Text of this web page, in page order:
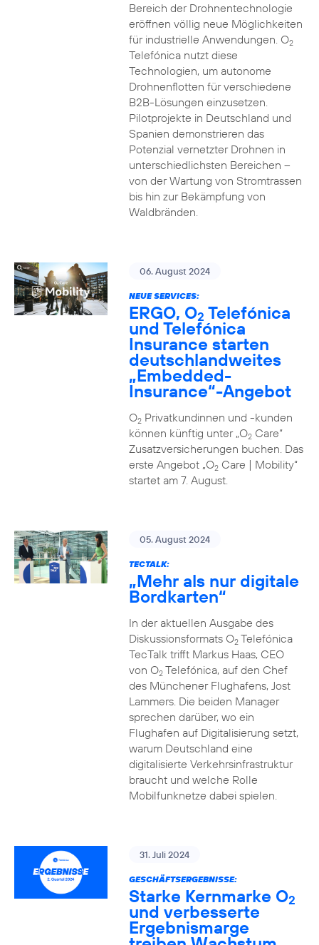
Bereich der Drohnentechnologie
eröffnen völlig neue Möglichkeiten
für industrielle Anwendungen. O2
Telefónica nutzt diese
Technologien, um autonome
Drohnenflotten für verschiedene
B2B-Lösungen einzusetzen.
Pilotprojekte in Deutschland und
Spanien demonstrieren das
Potenzial vernetzter Drohnen in
unterschiedlichsten Bereichen –
von der Wartung von Stromtrassen
bis hin zur Bekämpfung von
Waldbränden.
06. August 2024
NEUE SERVICES:
ERGO, O2 Telefónica
und Telefónica
Insurance starten
deutschlandweites
„Embedded-
Insurance“-Angebot
O2Privatkundinnen und -kunden
können künftig unter „O2Care“
Zusatzversicherungen buchen. Das
erste Angebot „O2Care | Mobility“
startet am 7. August.
05. August 2024
TECTALK:
„Mehr als nur digitale
Bordkarten“
In der aktuellen Ausgabe des
Diskussionsformats O2Telefónica
TecTalk trifft Markus Haas, CEO
von O2Telefónica, auf den Chef
des Münchener Flughafens, Jost
Lammers. Die beiden Manager
sprechen darüber, wo ein
Flughafen auf Digitalisierung setzt,
warum Deutschland eine
digitalisierte Verkehrsinfrastruktur
braucht und welche Rolle
Mobilfunknetze dabei spielen.
31. Juli 2024
GESCHÄFTSERGEBNISSE:
Starke Kernmarke O2
und verbesserte
Ergebnismarge